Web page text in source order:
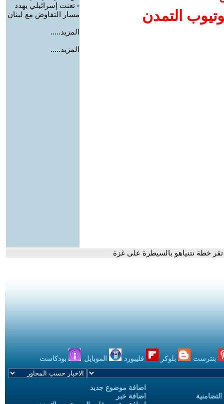
التمدن
- تعنت إسرائيلي يهدد
مسار التفاوض مع لبنان
المزيد.....
المزيد.....
بنترست بلوكر فليبورد الموبايل بودكاست
اضافة موضوع جديد
اضافة خبر